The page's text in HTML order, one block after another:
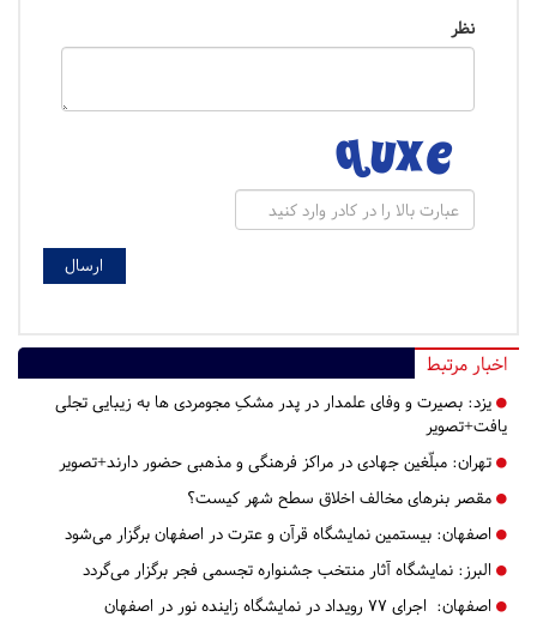
نظر
اخبار مرتبط
یزد: بصیرت و وفای علمدار در پدر مشکِ مجومردی ها به زیبایی تجلی
یافت+تصویر
تهران: مبلّغین جهادی در مراکز فرهنگی و مذهبی حضور دارند+تصویر
مقصر بنرهای مخالف اخلاق سطح شهر کیست؟
اصفهان: بیستمین نمایشگاه قرآن و عترت در اصفهان برگزار می‌شود
البرز: نمایشگاه آثار منتخب جشنواره تجسمی فجر برگزار می‌گردد
اصفهان: اجرای ۷۷ رویداد در نمایشگاه زاینده‌ نور در اصفهان